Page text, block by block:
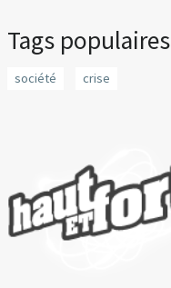
Tags populaires
société crise